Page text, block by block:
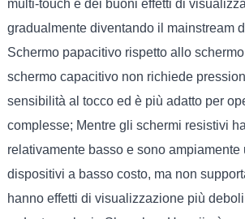
multi-touch e dei buoni effetti di
gradualmente diventando il mainstream
Schermo papacitivo rispetto allo
schermo capacitivo non richiede
sensibilità al tocco ed è più adatto per
complesse; Mentre gli schermi resistivi
relativamente basso e sono
dispositivi a basso costo, ma non
hanno effetti di visualizzazione più